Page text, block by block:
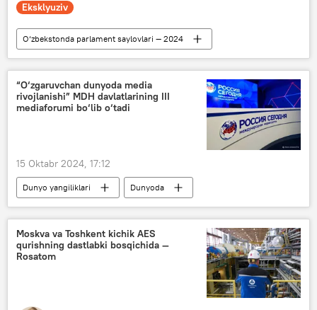
Eksklyuziv
O‘zbekstonda parlament saylovlari — 2024
Siyosat
O‘zbekiston
saylovlar
MDH
Sergey Lebedev
“O‘zgaruvchan dunyoda media
rivojlanishi” MDH davlatlarining III
mediaforumi bo‘lib o‘tadi
15 Oktabr 2024, 17:12
Dunyo yangiliklari
Dunyoda
Rossiya
MDH
OAV
Multimedia
forum
Moskva va Toshkent kichik AES
qurishning dastlabki bosqichida —
Rosatom